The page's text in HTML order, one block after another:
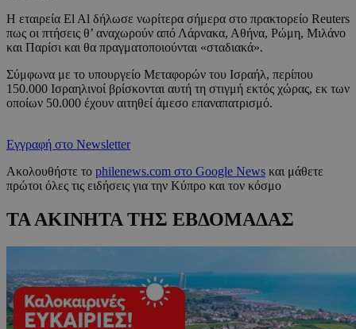
Η εταιρεία El Al δήλωσε νωρίτερα σήμερα στο πρακτορείο Reuters
πως οι πτήσεις θ’ αναχωρούν από Λάρνακα, Αθήνα, Ρώμη, Μιλάνο
και Παρίσι και θα πραγματοποιούνται «σταδιακά».
Σύμφωνα με το υπουργείο Μεταφορών του Ισραήλ, περίπου
150.000 Ισραηλινοί βρίσκονται αυτή τη στιγμή εκτός χώρας, εκ των
οποίων 50.000 έχουν αιτηθεί άμεσο επαναπατρισμό.
Εγγραφή στο Newsletter
Ακολουθήστε το philenews.com στο Google News και μάθετε
πρώτοι όλες τις ειδήσεις για την Κύπρο και τον κόσμο
ΤΑ ΑΚΙΝΗΤΑ ΤΗΣ ΕΒΔΟΜΑΔΑΣ